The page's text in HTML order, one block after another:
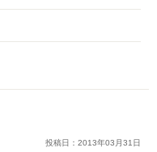
投稿日： 2013年03 月31 日